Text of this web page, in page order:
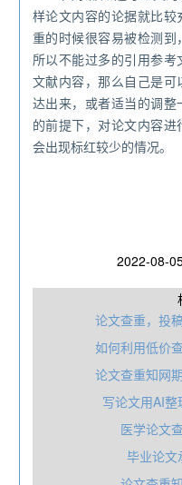
样论文内容的论据就比
重的时候很容易被检测到
所以不能过多的引用参
文献内容，那么自己是
达出来，或者适当的调
的前提下，对论文内容
会出现标红较少的情况。
2022-08-
论文查重，投
如何利用低价
论文查重知网
写论文用AI整
医学论文
毕业论文